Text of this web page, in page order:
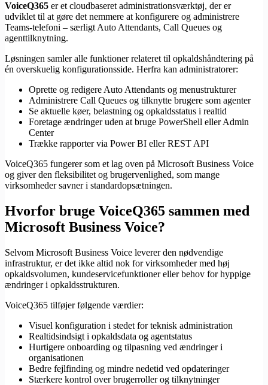
VoiceQ365 er et cloudbaseret administrationsværktøj, der er
udviklet til at gøre det nemmere at konfigurere og administrere
Teams-telefoni – særligt Auto Attendants, Call Queues og
agenttilknytning.
Løsningen samler alle funktioner relateret til opkaldshåndtering på
én overskuelig konfigurationsside. Herfra kan administratorer:
Oprette og redigere Auto Attendants og menustrukturer
Administrere Call Queues og tilknytte brugere som agenter
Se aktuelle køer, belastning og opkaldsstatus i realtid
Foretage ændringer uden at bruge PowerShell eller Admin
Center
Trække rapporter via Power BI eller REST API
VoiceQ365 fungerer som et lag oven på Microsoft Business Voice
og giver den fleksibilitet og brugervenlighed, som mange
virksomheder savner i standardopsætningen.
Hvorfor bruge VoiceQ365 sammen med
Microsoft Business Voice?
Selvom Microsoft Business Voice leverer den nødvendige
infrastruktur, er det ikke altid nok for virksomheder med høj
opkaldsvolumen, kundeservicefunktioner eller behov for hyppige
ændringer i opkaldsstrukturen.
VoiceQ365 tilføjer følgende værdier:
Visuel konfiguration i stedet for teknisk administration
Realtidsindsigt i opkaldsdata og agentstatus
Hurtigere onboarding og tilpasning ved ændringer i
organisationen
Bedre fejlfinding og mindre nedetid ved opdateringer
Stærkere kontrol over brugerroller og tilknytninger